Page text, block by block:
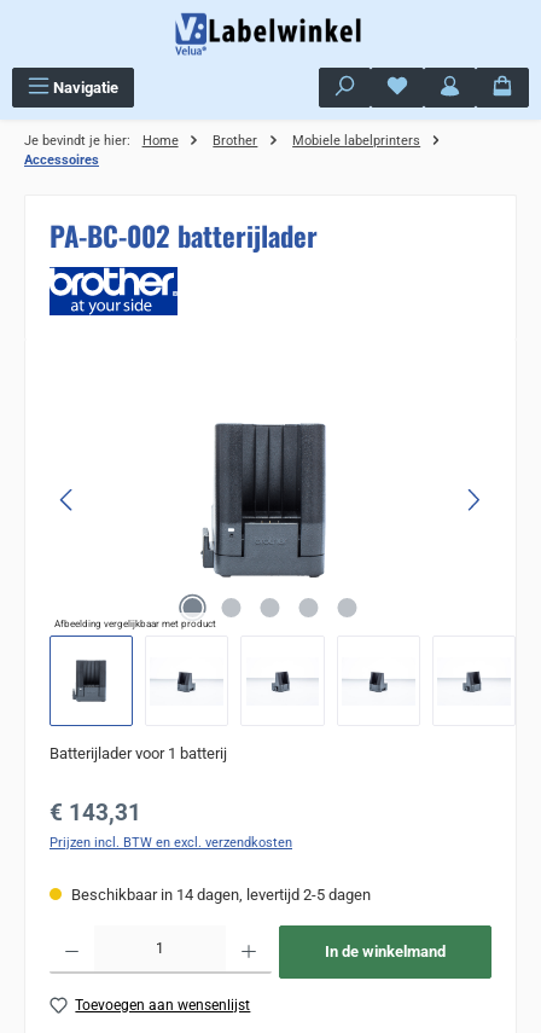
Navigatie Je hebt 0 items op
Je bevindt je hier: Home Brother
Mobiele labelprinters
Accessoires
PA-BC-002 batterijlader
Afbeelding vergelijkbaar met product
Batterijlader voor 1 batterij
Normale prijs:
€ 143,31
Prijzen incl. BTW en excl. verzendkosten
Beschikbaar in 14 dagen, levertijd 2-5 dagen
In de winkelmand
Toevoegen aan wensenlijst